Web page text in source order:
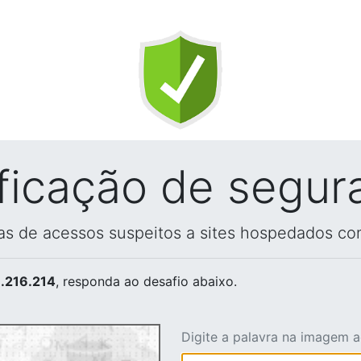
de
de acessos suspeitos a sites hospedados
, responda ao desafio abaixo.
Digite a palavra na imagem